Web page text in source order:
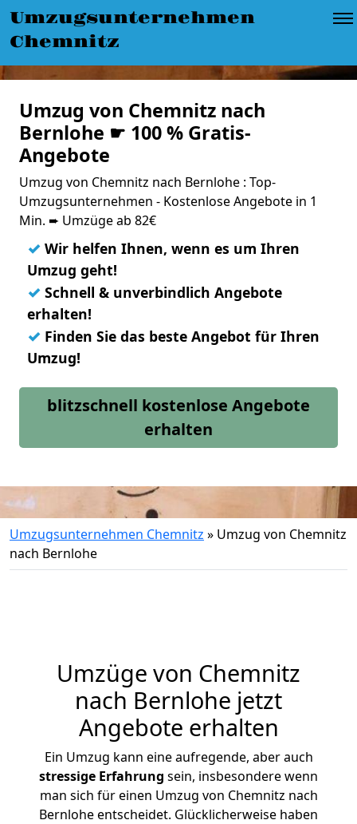
Umzugsunternehmen
Chemnitz
Umzug von Chemnitz nach
Bernlohe ☛ 100 % Gratis-
Angebote
Umzug von Chemnitz nach Bernlohe : Top-
Umzugsunternehmen - Kostenlose Angebote in 1
Min. ➨ Umzüge ab 82€
✓ Wir helfen Ihnen, wenn es um Ihren
Umzug geht!
✓ Schnell & unverbindlich Angebote
erhalten!
✓ Finden Sie das beste Angebot für Ihren
Umzug!
blitzschnell kostenlose Angebote
erhalten
Umzugsunternehmen Chemnitz » Umzug von Chemnitz
nach Bernlohe
Umzüge von Chemnitz
nach Bernlohe jetzt
Angebote erhalten
Ein Umzug kann eine aufregende, aber auch
stressige Erfahrung sein, insbesondere wenn
man sich für einen Umzug von Chemnitz nach
Bernlohe entscheidet. Glücklicherweise haben